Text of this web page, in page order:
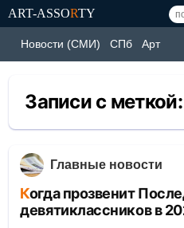
ART-ASSORTY
Новости (СМИ) СПб Арт
Записи с меткой:
Главные новости
Когда прозвенит Последний звонок для
девятиклассников в